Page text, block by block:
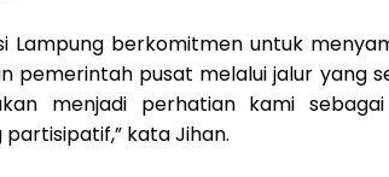
Lampung berkomitmen untuk
pemerintah pusat melalui jalur yang
menjadi perhatian kami
kata Jihan.